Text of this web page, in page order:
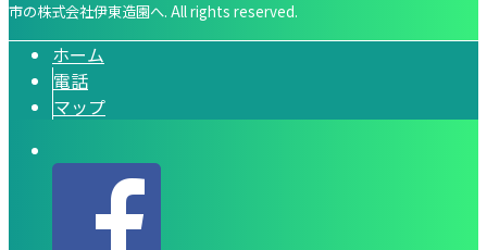
市の株式会社伊東造園へ. All rights reserved.
ホーム
電話
マップ